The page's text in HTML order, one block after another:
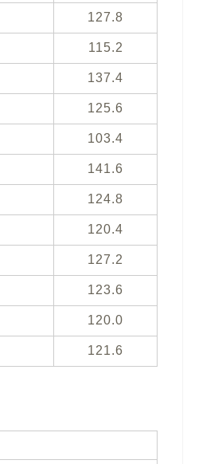
127.8
115.2
137.4
125.6
103.4
141.6
124.8
120.4
127.2
123.6
120.0
121.6